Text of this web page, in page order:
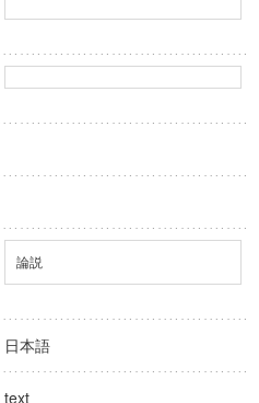
論説
日本語
text